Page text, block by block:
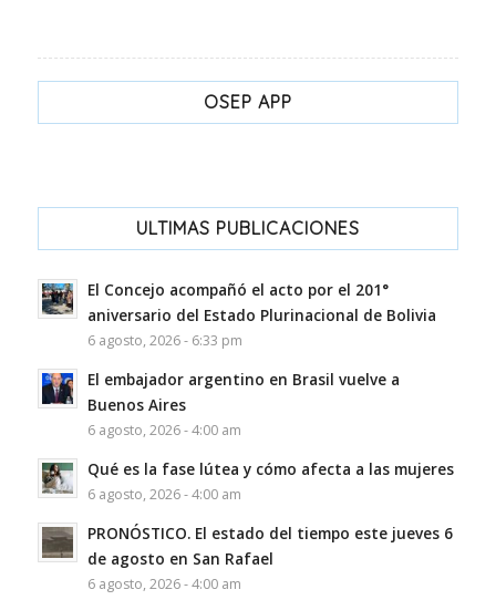
OSEP APP
ULTIMAS PUBLICACIONES
El Concejo acompañó el acto por el 201°
aniversario del Estado Plurinacional de Bolivia
6 agosto, 2026 - 6:33 pm
El embajador argentino en Brasil vuelve a
Buenos Aires
6 agosto, 2026 - 4:00 am
Qué es la fase lútea y cómo afecta a las mujeres
6 agosto, 2026 - 4:00 am
PRONÓSTICO. El estado del tiempo este jueves 6
de agosto en San Rafael
6 agosto, 2026 - 4:00 am